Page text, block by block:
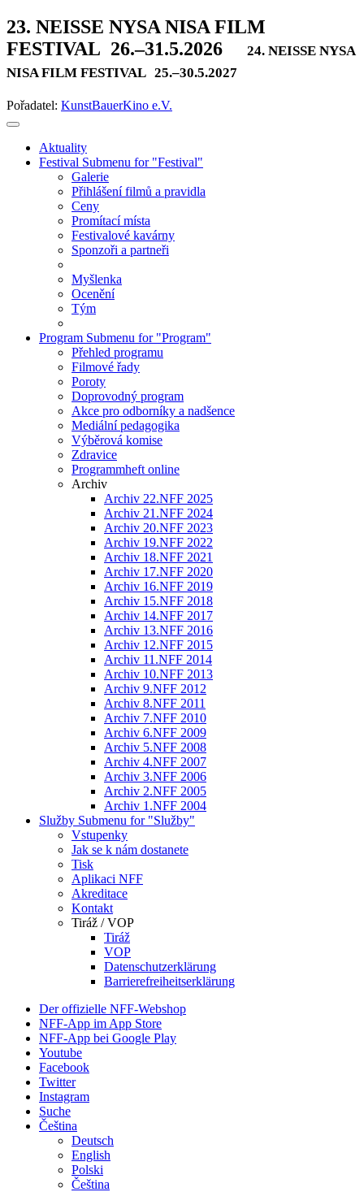
23. NEISSE NYSA NISA FILM
FESTIVAL 26.–31.5.2026
24. NEISSE NYSA
NISA FILM FESTIVAL 25.–30.5.2027
Pořadatel: KunstBauerKino e.V.
Aktuality
Festival Submenu for "Festival"
Galerie
Přihlášení filmů a pravidla
Ceny
Promítací místa
Festivalové kavárny
Sponzoři a partneři
Myšlenka
Ocenění
Tým
Program Submenu for "Program"
Přehled programu
Filmové řady
Poroty
Doprovodný program
Akce pro odborníky a nadšence
Mediální pedagogika
Výběrová komise
Zdravice
Programmheft online
Archiv
Archiv 22.NFF 2025
Archiv 21.NFF 2024
Archiv 20.NFF 2023
Archiv 19.NFF 2022
Archiv 18.NFF 2021
Archiv 17.NFF 2020
Archiv 16.NFF 2019
Archiv 15.NFF 2018
Archiv 14.NFF 2017
Archiv 13.NFF 2016
Archiv 12.NFF 2015
Archiv 11.NFF 2014
Archiv 10.NFF 2013
Archiv 9.NFF 2012
Archiv 8.NFF 2011
Archiv 7.NFF 2010
Archiv 6.NFF 2009
Archiv 5.NFF 2008
Archiv 4.NFF 2007
Archiv 3.NFF 2006
Archiv 2.NFF 2005
Archiv 1.NFF 2004
Služby Submenu for "Služby"
Vstupenky
Jak se k nám dostanete
Tisk
Aplikaci NFF
Akreditace
Kontakt
Tiráž / VOP
Tiráž
VOP
Datenschutzerklärung
Barrierefreiheitserklärung
Der offizielle NFF-Webshop
NFF-App im App Store
NFF-App bei Google Play
Youtube
Facebook
Twitter
Instagram
Suche
Čeština
Deutsch
English
Polski
Čeština